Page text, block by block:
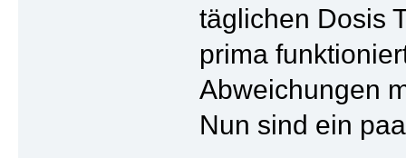
täglichen Dosis
prima
Abweichungen
Nun sind ein